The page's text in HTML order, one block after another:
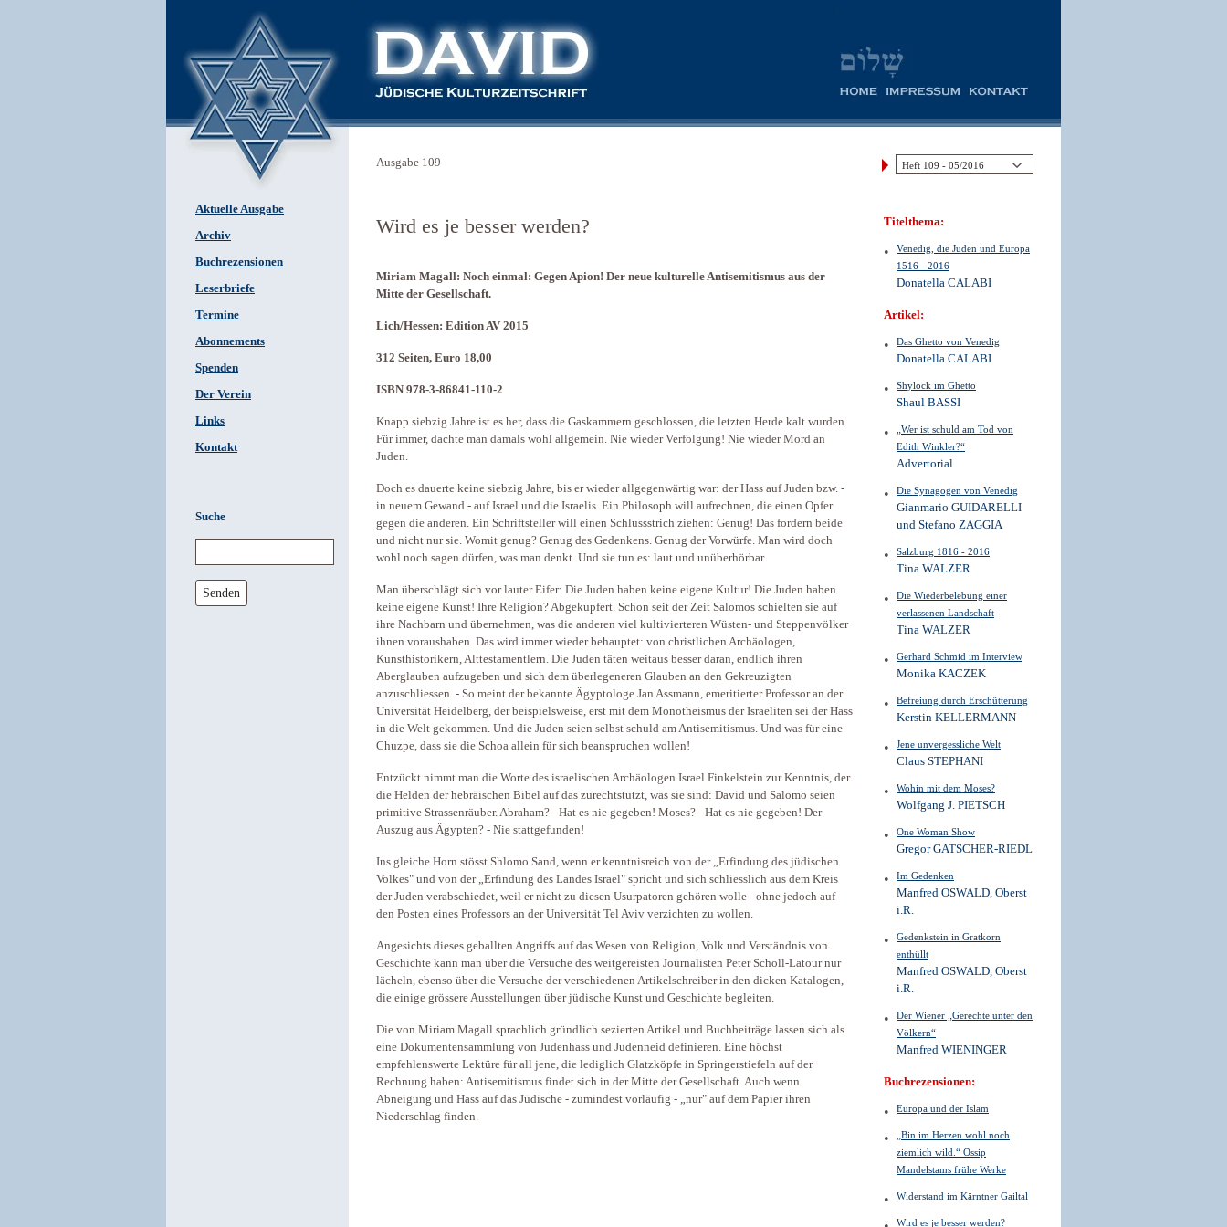
Aktuelle Ausgabe
Archiv
Buchrezensionen
Leserbriefe
Termine
Abonnements
Spenden
Der Verein
Links
Kontakt
Suche
Senden
Ausgabe 109
Wird es je besser werden?
Miriam Magall: Noch einmal: Gegen Apion! Der neue kulturelle Antisemitismus aus der
Mitte der Gesellschaft.
Lich/Hessen: Edition AV 2015
312 Seiten, Euro 18,00
ISBN 978-3-86841-110-2
Knapp siebzig Jahre ist es her, dass die Gaskammern geschlossen, die letzten Herde kalt wurden.
Für immer, dachte man damals wohl allgemein. Nie wieder Verfolgung! Nie wieder Mord an
Juden.
Doch es dauerte keine siebzig Jahre, bis er wieder allgegenwärtig war: der Hass auf Juden bzw. -
in neuem Gewand - auf Israel und die Israelis. Ein Philosoph will aufrechnen, die einen Opfer
gegen die anderen. Ein Schriftsteller will einen Schlussstrich ziehen: Genug! Das fordern beide
und nicht nur sie. Womit genug? Genug des Gedenkens. Genug der Vorwürfe. Man wird doch
wohl noch sagen dürfen, was man denkt. Und sie tun es: laut und unüberhörbar.
Man überschlägt sich vor lauter Eifer: Die Juden haben keine eigene Kultur! Die Juden haben
keine eigene Kunst! Ihre Religion? Abgekupfert. Schon seit der Zeit Salomos schielten sie auf
ihre Nachbarn und übernehmen, was die anderen viel kultivierteren Wüsten- und Steppenvölker
ihnen voraushaben. Das wird immer wieder behauptet: von christlichen Archäologen,
Kunsthistorikern, Alttestamentlern. Die Juden täten weitaus besser daran, endlich ihren
Aberglauben aufzugeben und sich dem überlegeneren Glauben an den Gekreuzigten
anzuschliessen. - So meint der bekannte Ägyptologe Jan Assmann, emeritierter Professor an der
Universität Heidelberg, der beispielsweise, erst mit dem Monotheismus der Israeliten sei der Hass
in die Welt gekommen. Und die Juden seien selbst schuld am Antisemitismus. Und was für eine
Chuzpe, dass sie die Schoa allein für sich beanspruchen wollen!
Entzückt nimmt man die Worte des israelischen Archäologen Israel Finkelstein zur Kenntnis, der
die Helden der hebräischen Bibel auf das zurechtstutzt, was sie sind: David und Salomo seien
primitive Strassenräuber. Abraham? - Hat es nie gegeben! Moses? - Hat es nie gegeben! Der
Auszug aus Ägypten? - Nie stattgefunden!
Ins gleiche Horn stösst Shlomo Sand, wenn er kenntnisreich von der „Erfindung des jüdischen
Volkes" und von der „Erfindung des Landes Israel" spricht und sich schliesslich aus dem Kreis
der Juden verabschiedet, weil er nicht zu diesen Usurpatoren gehören wolle - ohne jedoch auf
den Posten eines Professors an der Universität Tel Aviv verzichten zu wollen.
Angesichts dieses geballten Angriffs auf das Wesen von Religion, Volk und Verständnis von
Geschichte kann man über die Versuche des weitgereisten Journalisten Peter Scholl-Latour nur
lächeln, ebenso über die Versuche der verschiedenen Artikelschreiber in den dicken Katalogen,
die einige grössere Ausstellungen über jüdische Kunst und Geschichte begleiten.
Die von Miriam Magall sprachlich gründlich sezierten Artikel und Buchbeiträge lassen sich als
eine Dokumentensammlung von Judenhass und Judenneid definieren. Eine höchst
empfehlenswerte Lektüre für all jene, die lediglich Glatzköpfe in Springerstiefeln auf der
Rechnung haben: Antisemitismus findet sich in der Mitte der Gesellschaft. Auch wenn
Abneigung und Hass auf das Jüdische - zumindest vorläufig - „nur" auf dem Papier ihren
Niederschlag finden.
Titelthema:
Venedig, die Juden und Europa
1516 - 2016
Donatella CALABI
Artikel:
Das Ghetto von Venedig
Donatella CALABI
Shylock im Ghetto
Shaul BASSI
„Wer ist schuld am Tod von
Edith Winkler?“
Advertorial
Die Synagogen von Venedig
Gianmario GUIDARELLI
und Stefano ZAGGIA
Salzburg 1816 - 2016
Tina WALZER
Die Wiederbelebung einer
verlassenen Landschaft
Tina WALZER
Gerhard Schmid im Interview
Monika KACZEK
Befreiung durch Erschütterung
Kerstin KELLERMANN
Jene unvergessliche Welt
Claus STEPHANI
Wohin mit dem Moses?
Wolfgang J. PIETSCH
One Woman Show
Gregor GATSCHER-RIEDL
Im Gedenken
Manfred OSWALD, Oberst
i.R.
Gedenkstein in Gratkorn
enthüllt
Manfred OSWALD, Oberst
i.R.
Der Wiener „Gerechte unter den
Völkern“
Manfred WIENINGER
Buchrezensionen:
Europa und der Islam
„Bin im Herzen wohl noch
ziemlich wild.“ Ossip
Mandelstams frühe Werke
Widerstand im Kärntner Gailtal
Wird es je besser werden?